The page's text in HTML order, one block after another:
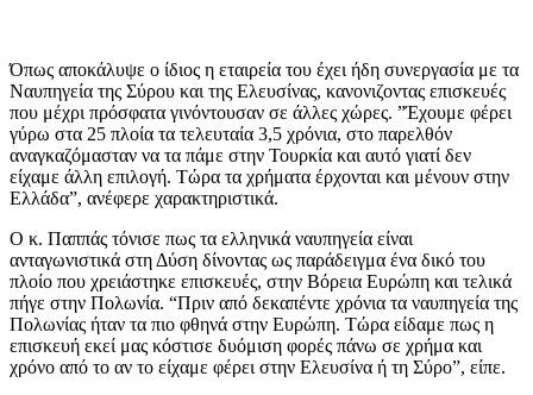
Όπως αποκάλυψε ο ίδιος η εταιρεία του έχει ήδη συνεργασία με τα
Ναυπηγεία της Σύρου και της Ελευσίνας, κανονιζοντας επισκευές
που μέχρι πρόσφατα γινόντουσαν σε άλλες χώρες. ”Έχουμε φέρει
γύρω στα 25 πλοία τα τελευταία 3,5 χρόνια, στο παρελθόν
αναγκαζόμασταν να τα πάμε στην Τουρκία και αυτό γιατί δεν
είχαμε άλλη επιλογή. Τώρα τα χρήματα έρχονται και μένουν στην
Ελλάδα”, ανέφερε χαρακτηριστικά.
Ο κ. Παππάς τόνισε πως τα ελληνικά ναυπηγεία είναι
ανταγωνιστικά στη Δύση δίνοντας ως παράδειγμα ένα δικό του
πλοίο που χρειάστηκε επισκευές, στην Βόρεια Ευρώπη και τελικά
πήγε στην Πολωνία. “Πριν από δεκαπέντε χρόνια τα ναυπηγεία της
Πολωνίας ήταν τα πιο φθηνά στην Ευρώπη. Τώρα είδαμε πως η
επισκευή εκεί μας κόστισε δυόμιση φορές πάνω σε χρήμα και
χρόνο από το αν το είχαμε φέρει στην Ελευσίνα ή τη Σύρο”, είπε.